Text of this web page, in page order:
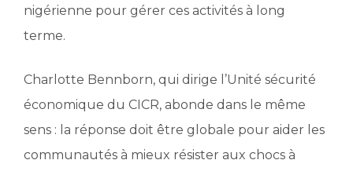
nigérienne pour gérer ces activités à long
terme.
Charlotte Bennborn, qui dirige l’Unité sécurité
économique du CICR, abonde dans le même
sens : la réponse doit être globale pour aider les
communautés à mieux résister aux chocs à